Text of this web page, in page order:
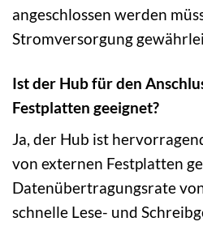
angeschlossen werden
Stromversorgung
Ist der Hub für den
Festplatten geeignet?
Ja, der Hub ist
von externen Festplatten
Datenübertragungsrate
schnelle Lese- und